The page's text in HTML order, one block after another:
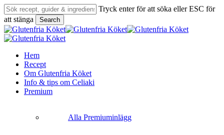
Skip
to
main
content
Tryck enter för att söka eller ESC för
att stänga
Search
Close
Search
search
Menu
Hem
Recept
Om Glutenfria Köket
Info & tips om Celiaki
Premium
Alla Premiuminlägg